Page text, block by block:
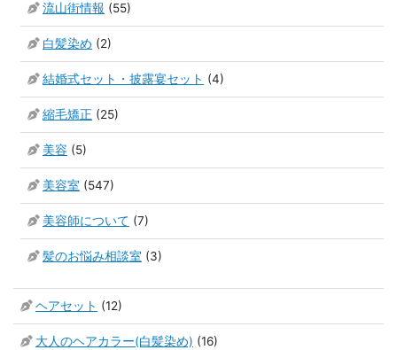
流山街情報 (55)
白髪染め (2)
結婚式セット・披露宴セット (4)
縮毛矯正 (25)
美容 (5)
美容室 (547)
美容師について (7)
髪のお悩み相談室 (3)
ヘアセット (12)
大人のヘアカラー(白髪染め) (16)